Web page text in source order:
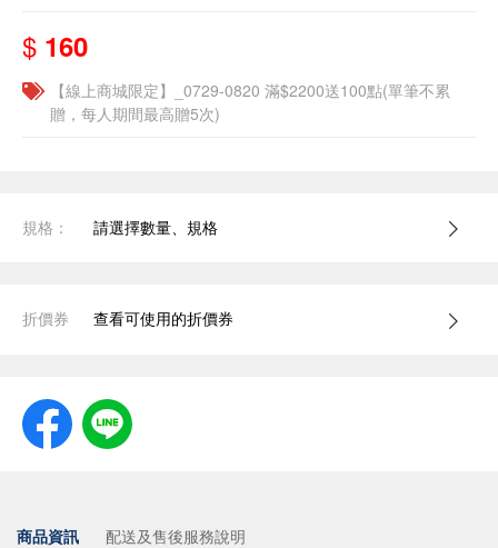
$ 160
【線上商城限定】_0729-0820 滿$2200送100點(單筆不累
贈，每人期間最高贈5次)
規格： 請選擇數量、規格
折價券 查看可使用的折價券
商品資訊 配送及售後服務說明